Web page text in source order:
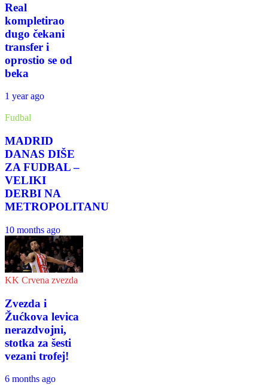
Real
kompletirao
dugo čekani
transfer i
oprostio se od
beka
1 year ago
Fudbal
MADRID
DANAS DIŠE
ZA FUDBAL –
VELIKI
DERBI NA
METROPOLITANU
10 months ago
KK Crvena zvezda
Zvezda i
Žućkova levica
nerazdvojni,
stotka za šesti
vezani trofej!
6 months ago